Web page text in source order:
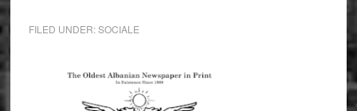
FILED UNDER:SOCIALE